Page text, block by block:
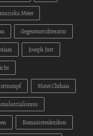
Meier
Gegenwartsliteratur
Joseph Jurt
Matei Chihaia
Romanistenlexikon